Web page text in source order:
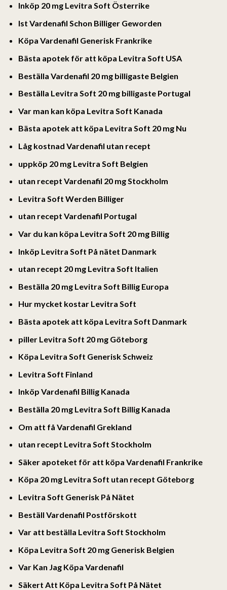
Inköp 20 mg Levitra Soft Österrike
Ist Vardenafil Schon Billiger Geworden
Köpa Vardenafil Generisk Frankrike
Bästa apotek för att köpa Levitra Soft USA
Beställa Vardenafil 20 mg billigaste Belgien
Beställa Levitra Soft 20 mg billigaste Portugal
Var man kan köpa Levitra Soft Kanada
Bästa apotek att köpa Levitra Soft 20 mg Nu
Låg kostnad Vardenafil utan recept
uppköp 20 mg Levitra Soft Belgien
utan recept Vardenafil 20 mg Stockholm
Levitra Soft Werden Billiger
utan recept Vardenafil Portugal
Var du kan köpa Levitra Soft 20 mg Billig
Inköp Levitra Soft På nätet Danmark
utan recept 20 mg Levitra Soft Italien
Beställa 20 mg Levitra Soft Billig Europa
Hur mycket kostar Levitra Soft
Bästa apotek att köpa Levitra Soft Danmark
piller Levitra Soft 20 mg Göteborg
Köpa Levitra Soft Generisk Schweiz
Levitra Soft Finland
Inköp Vardenafil Billig Kanada
Beställa 20 mg Levitra Soft Billig Kanada
Om att få Vardenafil Grekland
utan recept Levitra Soft Stockholm
Säker apoteket för att köpa Vardenafil Frankrike
Köpa 20 mg Levitra Soft utan recept Göteborg
Levitra Soft Generisk På Nätet
Beställ Vardenafil Postförskott
Var att beställa Levitra Soft Stockholm
Köpa Levitra Soft 20 mg Generisk Belgien
Var Kan Jag Köpa Vardenafil
Säkert Att Köpa Levitra Soft På Nätet